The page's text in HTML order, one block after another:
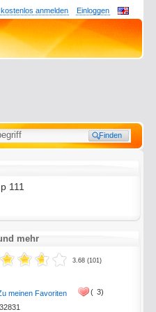
Einloggen
anmelden
111
mehr
3.68 (101)
meinen Favoriten
32831
( 3)